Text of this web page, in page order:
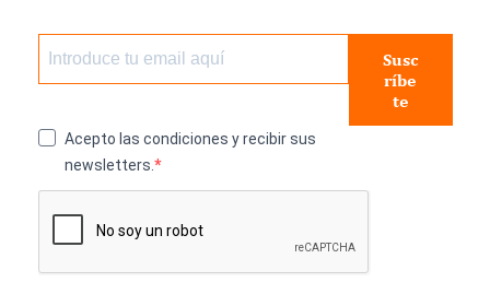
Susc
ríbe
te
Acepto las condiciones y recibir sus
newsletters.